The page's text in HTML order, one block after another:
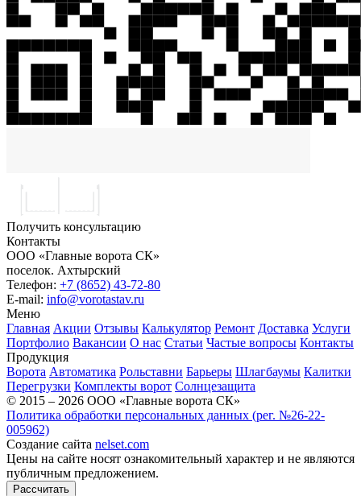
Получить консультацию
Контакты
ООО «Главные ворота СК»
поселок. Ахтырский
Телефон: +7 (8652) 43-72-80
E-mail: info@vorotastav.ru
Меню
Главная Акции Отзывы Калькулятор Ремонт Доставка Услуги
Портфолио Вакансии О нас Статьи Частые вопросы Контакты
Продукция
Ворота Автоматика Рольставни Барьеры Шлагбаумы Калитки
Перегрузки Комплекты ворот Солнцезащита
© 2015 – 2026 ООО «Главные ворота СК»
Политика обработки персональных данных (рег. №26-22-
005962)
Создание сайта nelset.com
Цены на сайте носят ознакомительный характер и не являются
публичным предложением.
Рассчитать